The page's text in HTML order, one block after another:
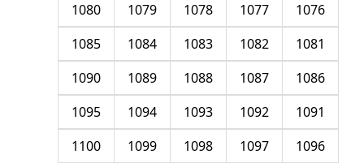
1076
1077
1078
1079
1080
1081
1082
1083
1084
1085
1086
1087
1088
1089
1090
1091
1092
1093
1094
1095
1096
1097
1098
1099
1100